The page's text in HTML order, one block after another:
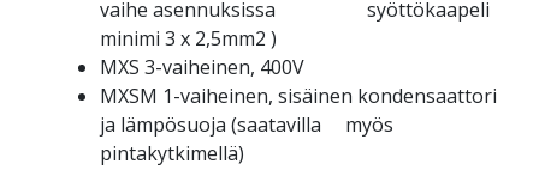
vaihe asennuksissa syöttökaapeli
minimi 3 x 2,5mm2 )
MXS 3-vaiheinen, 400V
MXSM 1-vaiheinen, sisäinen kondensaattori
ja lämpösuoja (saatavilla myös
pintakytkimellä)